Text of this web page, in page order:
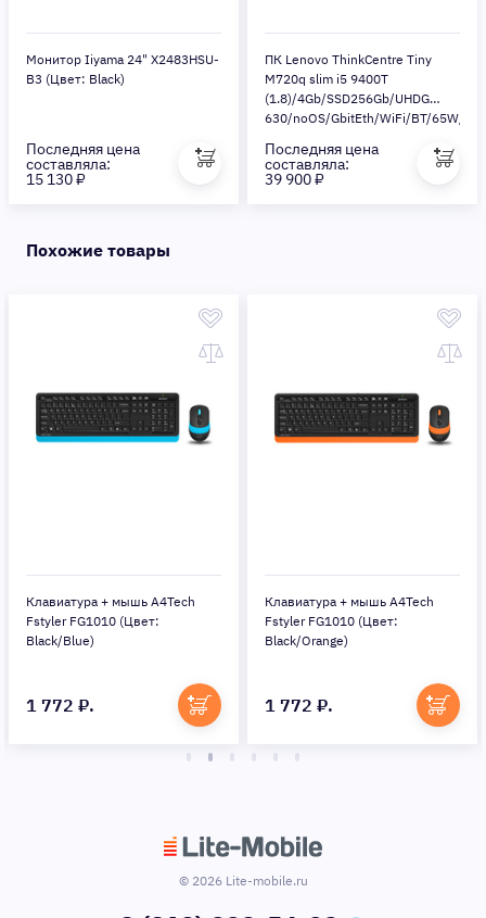
Монитор Iiyama 24" X2483HSU-
B3 (Цвет: Black)
Последняя цена
составляла:
15 130 ₽
ПК Lenovo ThinkCentre Tiny
M720q slim i5 9400T
(1.8)/4Gb/SSD256Gb/UHDG
630/noOS/GbitEth/WiFi/BT/65W/
Последняя цена
составляла:
39 900 ₽
Похожие товары
Клавиатура + мышь A4Tech
Fstyler FG1010 (Цвет:
Black/Blue)
1 772 ₽.
Клавиатура + мышь A4Tech
Fstyler FG1010 (Цвет:
Black/Orange)
1 772 ₽.
© 2026 Lite-mobile.ru